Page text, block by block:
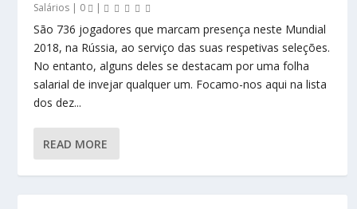
Salários | 0 |
São 736 jogadores que marcam presença neste Mundial
2018, na Rússia, ao serviço das suas respetivas seleções.
No entanto, alguns deles se destacam por uma folha
salarial de invejar qualquer um. Focamo-nos aqui na lista
dos dez...
READ MORE